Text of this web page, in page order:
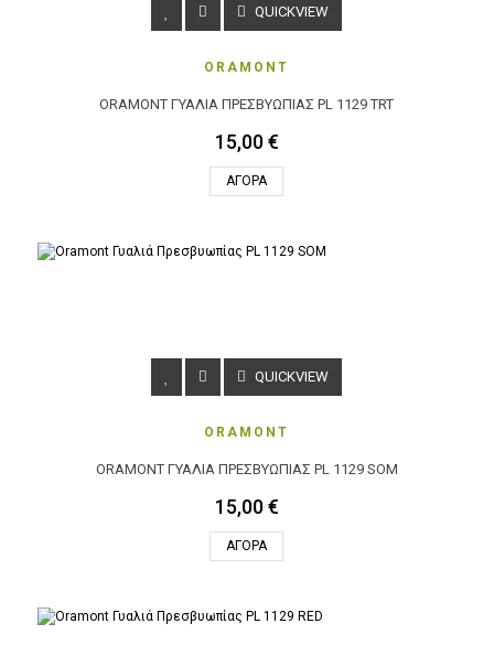
QUICKVIEW
ORAMONT
ORAMONT ΓΥΑΛΙΆ ΠΡΕΣΒΥΩΠΊΑΣ PL 1129 TRT
15,00 €
ΑΓΟΡΆ
QUICKVIEW
ORAMONT
ORAMONT ΓΥΑΛΙΆ ΠΡΕΣΒΥΩΠΊΑΣ PL 1129 SOM
15,00 €
ΑΓΟΡΆ